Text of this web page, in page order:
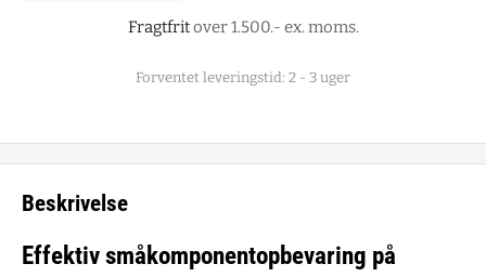
Fragtfritover 1.500.- ex. moms.
Forventet leveringstid: 2 - 3 uger
Beskrivelse
Effektiv småkomponentopbevaring på